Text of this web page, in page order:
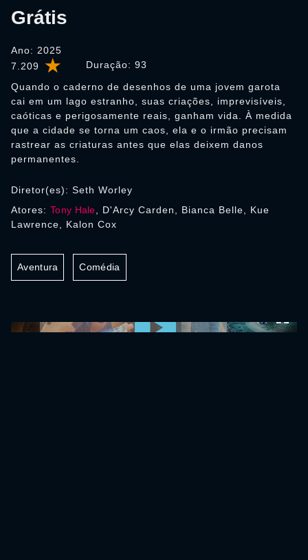
7.209 Duração: 93
Grátis
Ano: 2025
Quando o caderno de desenhos de uma jovem garota
cai em um lago estranho, suas criações, imprevisíveis,
caóticas e perigosamente reais, ganham vida. À medida
que a cidade se torna um caos, ela e o irmão precisam
rastrear as criaturas antes que elas deixem danos
permanentes.
Diretor(es): Seth Worley
Atores: Tony Hale , D'Arcy Carden, Bianca Belle, Kue
Lawrence, Kalon Cox
Aventura Comédia